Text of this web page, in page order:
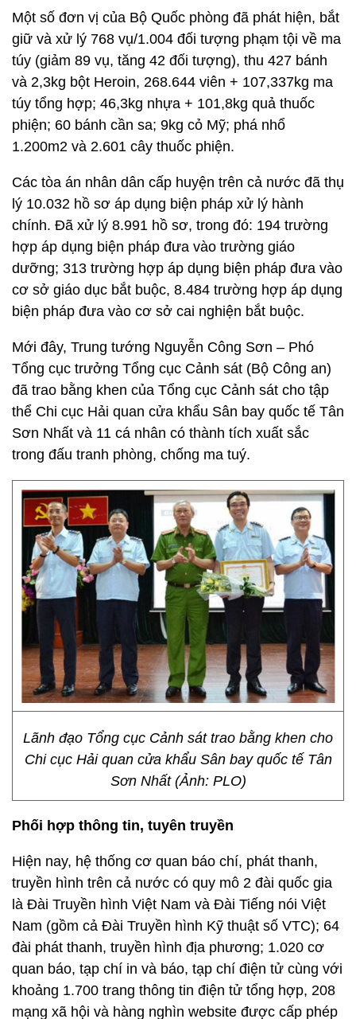
Một số đơn vị của Bộ Quốc phòng đã phát hiện, bắt
giữ và xử lý 768 vụ/1.004 đối tượng phạm tội về ma
túy (giảm 89 vụ, tăng 42 đối tượng), thu 427 bánh
và 2,3kg bột Heroin, 268.644 viên + 107,337kg ma
túy tổng hợp; 46,3kg nhựa + 101,8kg quả thuốc
phiện; 60 bánh cần sa; 9kg cỏ Mỹ; phá nhổ
1.200m2 và 2.601 cây thuốc phiện.
Các tòa án nhân dân cấp huyện trên cả nước đã thụ
lý 10.032 hồ sơ áp dụng biện pháp xử lý hành
chính. Đã xử lý 8.991 hồ sơ, trong đó: 194 trường
hợp áp dụng biện pháp đưa vào trường giáo
dưỡng; 313 trường hợp áp dụng biện pháp đưa vào
cơ sở giáo dục bắt buộc, 8.484 trường hợp áp dụng
biện pháp đưa vào cơ sở cai nghiện bắt buộc.
Mới đây, Trung tướng Nguyễn Công Sơn – Phó
Tổng cục trưởng Tổng cục Cảnh sát (Bộ Công an)
đã trao bằng khen của Tổng cục Cảnh sát cho tập
thể Chi cục Hải quan cửa khẩu Sân bay quốc tế Tân
Sơn Nhất và 11 cá nhân có thành tích xuất sắc
trong đấu tranh phòng, chống ma tuý.
Lãnh đạo Tổng cục Cảnh sát trao bằng khen cho
Chi cục Hải quan cửa khẩu Sân bay quốc tế Tân
Sơn Nhất (Ảnh: PLO)
Phối hợp thông tin, tuyên truyền
Hiện nay, hệ thống cơ quan báo chí, phát thanh,
truyền hình trên cả nước có quy mô 2 đài quốc gia
là Đài Truyền hình Việt Nam và Đài Tiếng nói Việt
Nam (gồm cả Đài Truyền hình Kỹ thuật số VTC); 64
đài phát thanh, truyền hình địa phương; 1.020 cơ
quan báo, tạp chí in và báo, tạp chí điện tử cùng với
khoảng 1.700 trang thông tin điện tử tổng hợp, 208
mạng xã hội và hàng nghìn website được cấp phép